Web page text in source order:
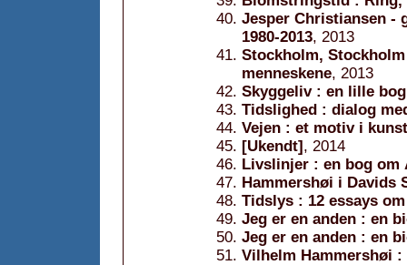
Jesper Christiansen -
1980-2013, 2013
Stockholm,
menneskene, 2013
Skyggeliv : en lille
Tidslighed : dialog
Vejen : et motiv i
[Ukendt], 2014
Livslinjer : en bog om
Hammershøi i Davids
Tidslys : 12 essays
Jeg er en anden : en
Jeg er en anden : en
Vilhelm Hammershøi